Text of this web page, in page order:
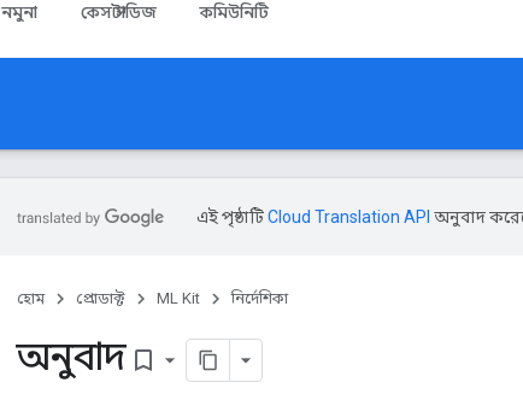
নমুনা কেস স্টাডিজ কমিউনিটি
এই পৃষ্ঠাটিCloud Translation API অনুবাদ
হোম প্রোডাক্ট ML Kit নির্দেশিকা
অনুবাদ bookmark_border